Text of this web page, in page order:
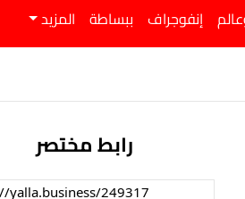
إنفوجراف ببساطة المزيد
رابط مختصر